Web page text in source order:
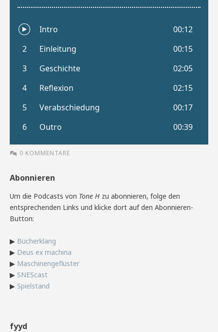
0 KOMMENTARE
Abonnieren
Um die Podcasts von Tone H zu abonnieren, folge den
entsprechenden Links und klicke dort auf den Abonnieren-
Button:
▶ Bücherklang
▶ Deus ex machina
▶ Maschinengeflüster
▶ SNEScast
▶ Spielstand
fyyd